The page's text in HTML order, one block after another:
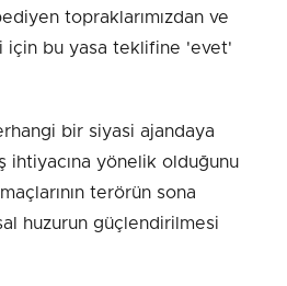
topraklarımızdan ve
için bu yasa teklifine 'evet'
bir siyasi ajandaya
ihtiyacına yönelik olduğunu
terörün sona
huzurun güçlendirilmesi